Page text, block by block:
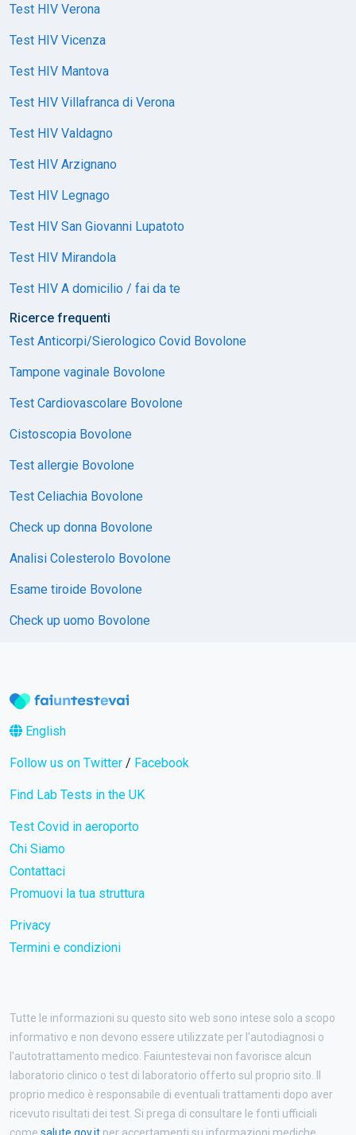
Test HIV Verona
Test HIV Vicenza
Test HIV Mantova
Test HIV Villafranca di Verona
Test HIV Valdagno
Test HIV Arzignano
Test HIV Legnago
Test HIV San Giovanni Lupatoto
Test HIV Mirandola
Test HIV A domicilio / fai da te
Ricerce frequenti
Test Anticorpi/Sierologico Covid Bovolone
Tampone vaginale Bovolone
Test Cardiovascolare Bovolone
Cistoscopia Bovolone
Test allergie Bovolone
Test Celiachia Bovolone
Check up donna Bovolone
Analisi Colesterolo Bovolone
Esame tiroide Bovolone
Check up uomo Bovolone
English
Follow us on Twitter / Facebook
Find Lab Tests in the UK
Test Covid in aeroporto
Chi Siamo
Contattaci
Promuovi la tua struttura
Privacy
Termini e condizioni
Tutte le informazioni su questo sito web sono intese solo a scopo
informativo e non devono essere utilizzate per l'autodiagnosi o
l'autotrattamento medico. Faiuntestevai non favorisce alcun
laboratorio clinico o test di laboratorio offerto sul proprio sito. Il
proprio medico è responsabile di eventuali trattamenti dopo aver
ricevuto risultati dei test. Si prega di consultare le fonti ufficiali
come salute.gov.it per accertamenti su informazioni mediche.